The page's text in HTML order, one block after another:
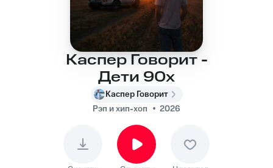
Каспер Говорит -
Дети 90х
Каспер Говорит
Рэп и хип-хоп
2026